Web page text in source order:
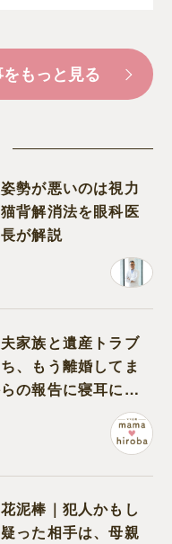
もっと見る
勢が悪いのは視力
背解消法を眼科医
が解説
夫家族と遺産トラブ
、もう離婚してま
の報告に寝耳に水
花泥棒｜犯人かもし
った相手は、母親